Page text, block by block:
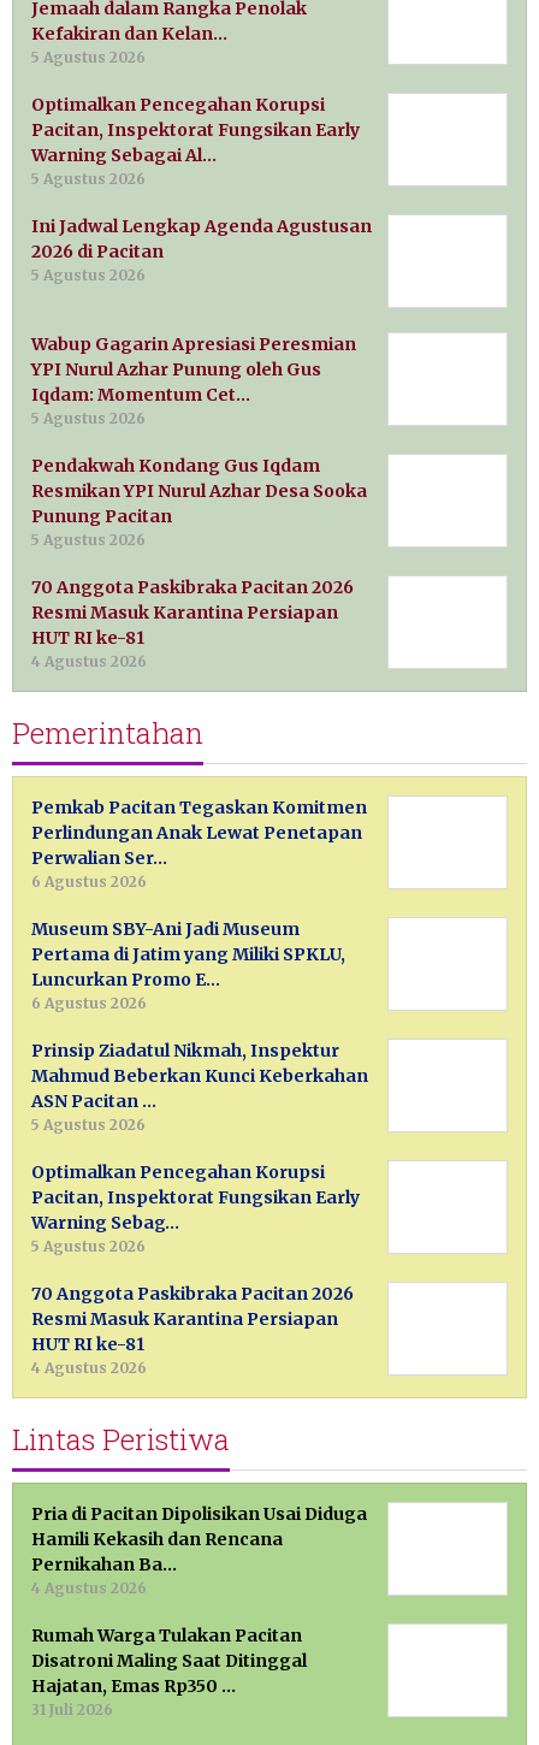
Jemaah dalam Rangka Penolak
Kefakiran dan Kelan…
5 Agustus 2026
Optimalkan Pencegahan Korupsi
Pacitan, Inspektorat Fungsikan Early
Warning Sebagai Al…
5 Agustus 2026
Ini Jadwal Lengkap Agenda Agustusan
2026 di Pacitan
5 Agustus 2026
Wabup Gagarin Apresiasi Peresmian
YPI Nurul Azhar Punung oleh Gus
Iqdam: Momentum Cet…
5 Agustus 2026
Pendakwah Kondang Gus Iqdam
Resmikan YPI Nurul Azhar Desa Sooka
Punung Pacitan
5 Agustus 2026
70 Anggota Paskibraka Pacitan 2026
Resmi Masuk Karantina Persiapan
HUT RI ke-81
4 Agustus 2026
Pemerintahan
Pemkab Pacitan Tegaskan Komitmen
Perlindungan Anak Lewat Penetapan
Perwalian Ser…
6 Agustus 2026
Museum SBY-Ani Jadi Museum
Pertama di Jatim yang Miliki SPKLU,
Luncurkan Promo E…
6 Agustus 2026
Prinsip Ziadatul Nikmah, Inspektur
Mahmud Beberkan Kunci Keberkahan
ASN Pacitan …
5 Agustus 2026
Optimalkan Pencegahan Korupsi
Pacitan, Inspektorat Fungsikan Early
Warning Sebag…
5 Agustus 2026
70 Anggota Paskibraka Pacitan 2026
Resmi Masuk Karantina Persiapan
HUT RI ke-81
4 Agustus 2026
Lintas Peristiwa
Pria di Pacitan Dipolisikan Usai Diduga
Hamili Kekasih dan Rencana
Pernikahan Ba…
4 Agustus 2026
Rumah Warga Tulakan Pacitan
Disatroni Maling Saat Ditinggal
Hajatan, Emas Rp350 …
31 Juli 2026